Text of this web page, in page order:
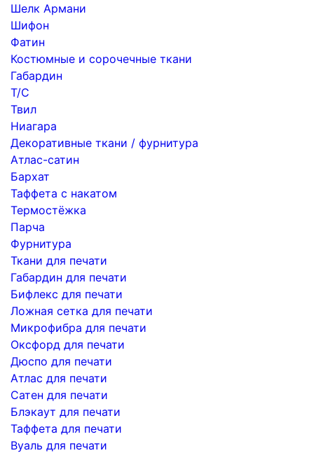
Шелк Армани
Шифон
Фатин
Костюмные и сорочечные ткани
Габардин
Т/С
Твил
Ниагара
Декоративные ткани / фурнитура
Атлас-сатин
Бархат
Таффета с накатом
Термостёжка
Парча
Фурнитура
Ткани для печати
Габардин для печати
Бифлекс для печати
Ложная сетка для печати
Микрофибра для печати
Оксфорд для печати
Дюспо для печати
Атлас для печати
Сатен для печати
Блэкаут для печати
Таффета для печати
Вуаль для печати